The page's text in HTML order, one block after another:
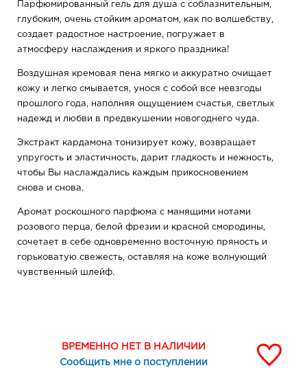
Парфюмированный гель для душа с соблазнительным,
глубоким, очень стойким ароматом, как по волшебству,
создает радостное настроение, погружает в
атмосферу наслаждения и яркого праздника!
Воздушная кремовая пена мягко и аккуратно очищает
кожу и легко смывается, унося с собой все невзгоды
прошлого года, наполняя ощущением счастья, светлых
надежд и любви в предвкушении новогоднего чуда.
Экстракт кардамона тонизирует кожу, возвращает
упругость и эластичность, дарит гладкость и нежность,
чтобы Вы наслаждались каждым прикосновением
снова и снова.
Аромат роскошного парфюма с манящими нотами
розового перца, белой фрезии и красной смородины,
сочетает в себе одновременно восточную пряность и
горьковатую свежесть, оставляя на коже волнующий
чувственный шлейф.
ВРЕМЕННО НЕТ В НАЛИЧИИ
Сообщить мне о поступлении